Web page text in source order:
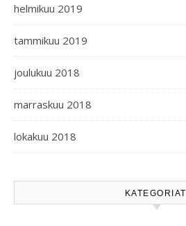
helmikuu 2019
tammikuu 2019
joulukuu 2018
marraskuu 2018
lokakuu 2018
KATEGORIAT